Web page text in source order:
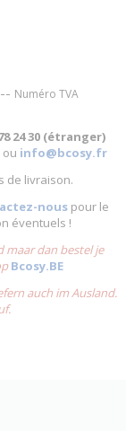
Numéro TVA
24 30 (étranger)
ou info@bcosy.fr
de livraison.
nous pour le
éventuels !
maar dan bestel je
Bcosy.BE
auch im Ausland.